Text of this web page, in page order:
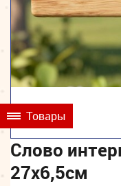
Слово
27х6,5см
Товары